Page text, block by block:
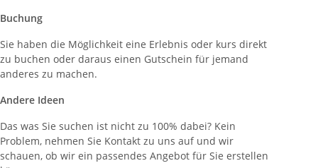
Buchung
Sie haben die Möglichkeit eine Erlebnis oder kurs direkt
zu buchen oder daraus einen Gutschein für jemand
anderes zu machen.
Andere Ideen
Das was Sie suchen ist nicht zu 100% dabei? Kein
Problem, nehmen Sie Kontakt zu uns auf und wir
schauen, ob wir ein passendes Angebot für Sie erstellen